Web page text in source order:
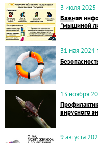
3 июля 2025
Важная
"мышиной
31 мая 2024
13 ноября
вирусного
9 августа